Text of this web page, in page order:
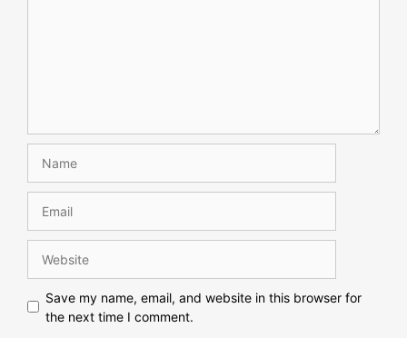
Save my name, email, and website in this browser for
the next time I comment.